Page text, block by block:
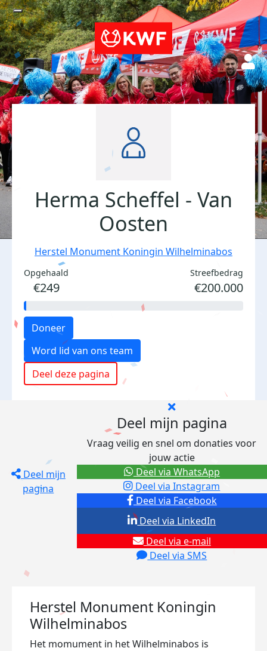
Herma Scheffel - Van
Oosten
Herstel Monument Koningin Wilhelminabos
Opgehaald
€249
Streefbedrag
€200.000
Doneer
Word lid van ons team
Deel deze pagina
Deel mijn
pagina
Deel mijn pagina
Vraag veilig en snel om donaties voor
jouw actie
Deel via Facebook
Deel via Instagram
Deel via e-mail
Deel via SMS
Deel via LinkedIn
Deel via WhatsApp
Herstel Monument Koningin
Wilhelminabos
Het momument in het Wilhelminabos is